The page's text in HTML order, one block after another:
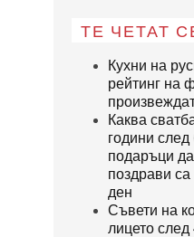
ТЕ ЧЕТАТ
Кухни на
рейтинг на
Каква
години след
подаръци
поздрави
ден
Съвети на
лицето след